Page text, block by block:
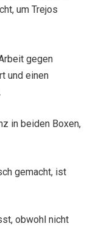
um Trejos
gegen
und einen
in beiden Boxen,
gemacht, ist
obwohl nicht